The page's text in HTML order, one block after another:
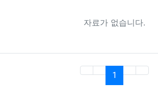
자료가 없습니다.
1 (current)